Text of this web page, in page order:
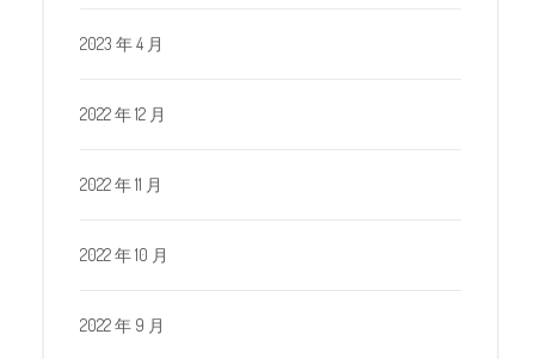
2023 年 4 月
2022 年 12 月
2022 年 11 月
2022 年 10 月
2022 年 9 月